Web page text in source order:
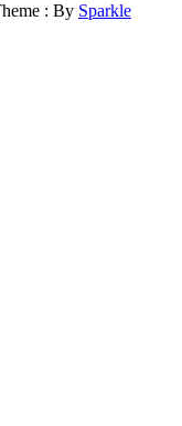
: By Sparkle